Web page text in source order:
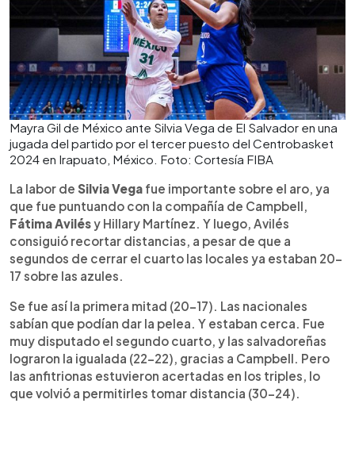
Mayra Gil de México ante Silvia Vega de El Salvador en una
jugada del partido por el tercer puesto del Centrobasket
2024 en Irapuato, México. Foto: Cortesía FIBA
La labor de Silvia Vega fue importante sobre el aro, ya
que fue puntuando con la compañía de Campbell,
Fátima Avilésy Hillary Martínez. Y luego, Avilés
consiguió recortar distancias, a pesar de que a
segundos de cerrar el cuarto las locales ya estaban 20-
17 sobre las azules.
Se fue así la primera mitad (20-17). Las nacionales
sabían que podían dar la pelea. Y estaban cerca. Fue
muy disputado el segundo cuarto, y las salvadoreñas
lograron la igualada (22-22), gracias a Campbell. Pero
las anfitrionas estuvieron acertadas en los triples, lo
que volvió a permitirles tomar distancia (30-24).